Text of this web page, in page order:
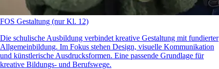
FOS Gestaltung (nur Kl. 12)
Die schulische Ausbildung verbindet kreative Gestaltung mit fundierter
Allgemeinbildung. Im Fokus stehen Design, visuelle Kommunikation
und künstlerische Ausdrucksformen. Eine passende Grundlage für
kreative Bildungs- und Berufswege.